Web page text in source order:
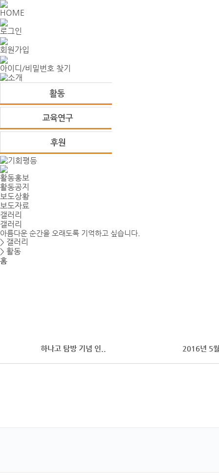
HOME
로그인
회원가입
아이디/비밀번호 찾기
활동홍보
활동공지
보도상황
보도자료
갤러리
갤러리
아름다운 순간을 오래도록 기억하고 싶습니다.
> 갤러리
> 활동
홈
하나고 탐방 기념 인.. 2016년 5